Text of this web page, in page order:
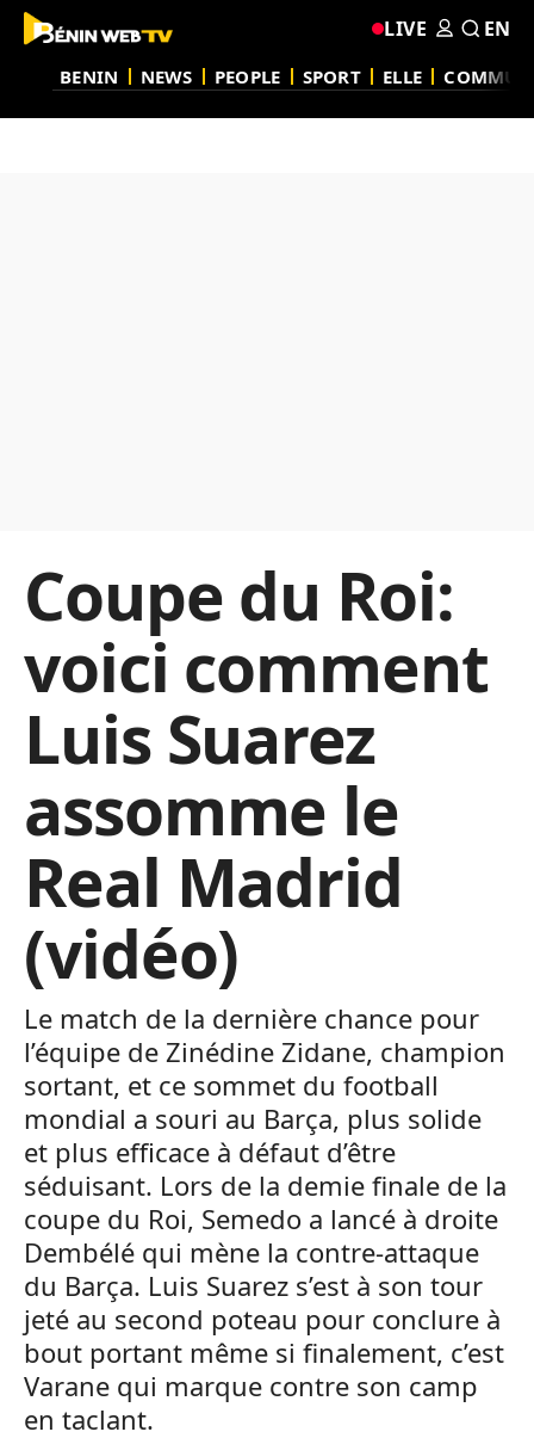
BENIN NEWS PEOPLE SPORT ELLE
LIVE EN
Coupe du Roi:
voici comment
Luis Suarez
assomme le
Real Madrid
(vidéo)
Le match de la dernière chance pour
l’équipe de Zinédine Zidane, champion
sortant, et ce sommet du football
mondial a souri au Barça, plus solide
et plus efficace à défaut d’être
séduisant. Lors de la demie finale de la
coupe du Roi, Semedo a lancé à droite
Dembélé qui mène la contre-attaque
du Barça. Luis Suarez s’est à son tour
jeté au second poteau pour conclure à
bout portant même si finalement, c’est
Varane qui marque contre son camp
en taclant.